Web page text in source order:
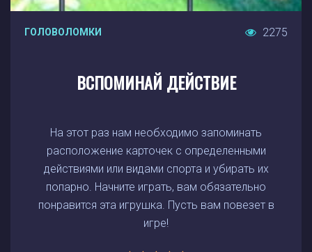
ГОЛОВОЛОМКИ 2275
ВСПОМИНАЙ ДЕЙСТВИЕ
На этот раз нам необходимо запоминать
расположение карточек с определенными
действиями или видами спорта и убирать их
попарно. Начните играть, вам обязательно
понравится эта игрушка. Пусть вам повезет в
игре!